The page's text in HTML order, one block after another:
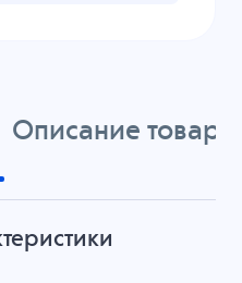
Описание товара